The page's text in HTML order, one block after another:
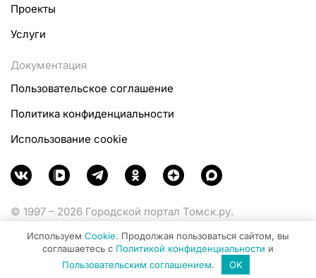
Проекты
Услуги
Документация
Пользовательское соглашение
Политика конфиденциальности
Использование cookie
© 1997 – 2026 Городской портал Томск.ру.
Министерства цифрового развития, связи и массовых
коммуникаций Российской Федерации.
Используем Cookie. Продолжая пользоваться сайтом, вы
соглашаетесь с Политикой конфиденциальности и
Пользовательским соглашением. OK